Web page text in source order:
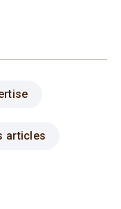
articles